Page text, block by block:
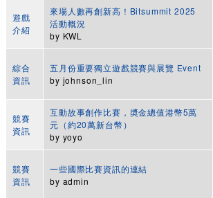
遊戲
介紹
來場人數再創新高！Bitsummit 2025
活動概況
by KWL
綜合
資訊
五月份重要獨立遊戲競賽與展覽 Event
by johnson_lin
競賽
資訊
互動故事創作比賽，奬金總值港幣5萬
元（約20萬新台幣）
by yoyo
競賽
資訊
一些國際比賽資訊的連結
by admin